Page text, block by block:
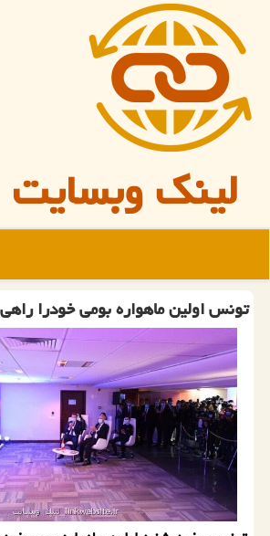
لینک وبسایت
تونس اولین ماهواره بومی خودرا